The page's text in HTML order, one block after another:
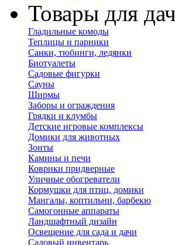
Товары для
Гладильные комоды
Теплицы и парники
Санки, тюбинги, ледянки
Биотуалеты
Садовые фигурки
Сауны
Ширмы
Заборы и ограждения
Грядки и клумбы
Детские игровые комплексы
Домики для животных
Зонты
Камины и печи
Коврики придверные
Уличные обогреватели
Кормушки для птиц, домики
Мангалы, коптильни, барбекю
Самогонные аппараты
Ландшафтный дизайн
Освещение для сада и дачи
Садовый инвентарь